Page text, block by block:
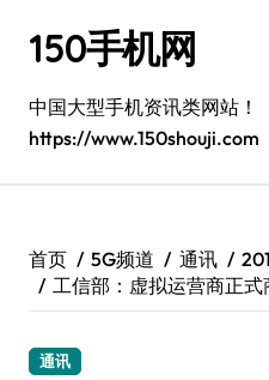
150手机网
中国大型手机资讯类网站！
https://www.150shouji.com
首页 5G频道 通讯
工信部：虚拟运营商正
通讯